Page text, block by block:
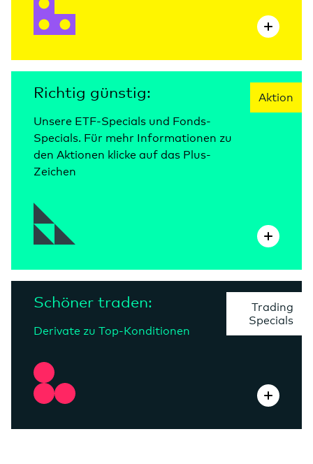
Aktion
Richtig günstig:
Unsere ETF-Specials und Fonds-
Specials. Für mehr Informationen zu
den Aktionen klicke auf das Plus-
Zeichen
Trading
Specials
Schöner traden:
Derivate zu Top-Konditionen